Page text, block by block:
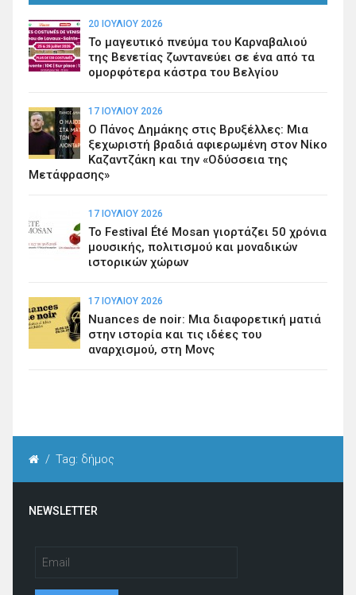
20 ΙΟΥΛΊΟΥ 2026
Το μαγευτικό πνεύμα του Καρναβαλιού
της Βενετίας ζωντανεύει σε ένα από τα
ομορφότερα κάστρα του Βελγίου
17 ΙΟΥΛΊΟΥ 2026
Ο Πάνος Δημάκης στις Βρυξέλλες: Μια
ξεχωριστή βραδιά αφιερωμένη στον Νίκο
Καζαντζάκη και την «Οδύσσεια της
Μετάφρασης»
17 ΙΟΥΛΊΟΥ 2026
Το Festival Été Mosan γιορτάζει 50 χρόνια
μουσικής, πολιτισμού και μοναδικών
ιστορικών χώρων
17 ΙΟΥΛΊΟΥ 2026
Nuances de noir: Μια διαφορετική ματιά
στην ιστορία και τις ιδέες του
αναρχισμού, στη Μονς
/ Tag: δήμος
NEWSLETTER